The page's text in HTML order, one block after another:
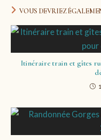
VOUS DEVRIEZ
Itinéraire train et gîtes